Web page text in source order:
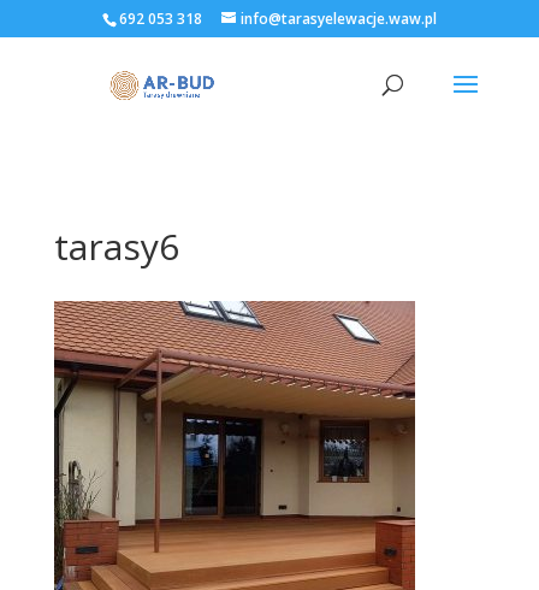
692 053 318 info@tarasyelewacje.waw.pl
tarasy6